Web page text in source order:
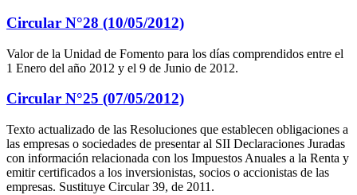
Circular N°28 (10/05/2012)
Valor de la Unidad de Fomento para los días comprendidos entre el
1 Enero del año 2012 y el 9 de Junio de 2012.
Circular N°25 (07/05/2012)
Texto actualizado de las Resoluciones que establecen obligaciones a
las empresas o sociedades de presentar al SII Declaraciones Juradas
con información relacionada con los Impuestos Anuales a la Renta y
emitir certificados a los inversionistas, socios o accionistas de las
empresas. Sustituye Circular 39, de 2011.